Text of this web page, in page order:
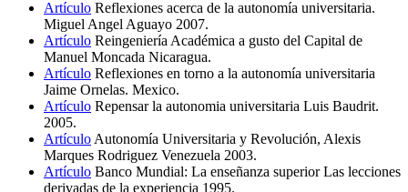
Artículo Reflexiones acerca de la autonomía universitaria.
Miguel Angel Aguayo 2007.
Artículo Reingeniería Académica a gusto del Capital de
Manuel Moncada Nicaragua.
Artículo Reflexiones en torno a la autonomía universitaria
Jaime Ornelas. Mexico.
Artículo Repensar la autonomia universitaria Luis Baudrit.
2005.
Artículo Autonomía Universitaria y Revolución, Alexis
Marques Rodriguez Venezuela 2003.
Artículo Banco Mundial: La enseñanza superior Las lecciones
derivadas de la experiencia 1995.